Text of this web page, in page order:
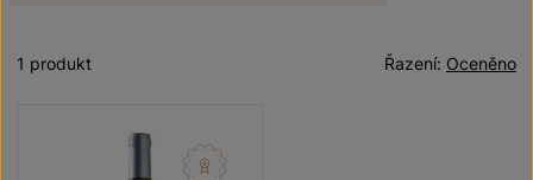
Oceněno
Řazení:
1 produkt